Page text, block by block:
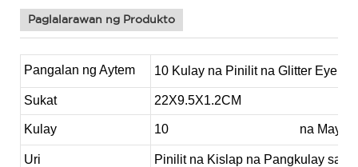
Paglalarawan ng Produkto
Pangalan ng Aytem 10 Kulay na Pinilit na Glitter Eye
Sukat 22X9.5X1.2CM
Kulay 10 na May
Uri Pinilit na Kislap na Pangkulay sa